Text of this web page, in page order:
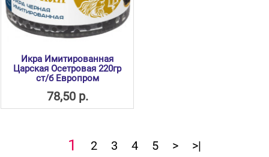
Икра Имитированная
Царская Осетровая 220гр
ст/б Европром
78,50 р.
1 2 3 4 5 > >|